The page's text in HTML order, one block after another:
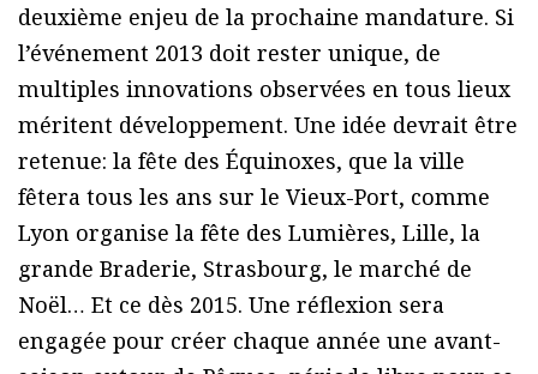
deuxième enjeu de la prochaine mandature. Si
l’événement 2013 doit rester unique, de
multiples innovations observées en tous lieux
méritent développement. Une idée devrait être
retenue: la fête des Équinoxes, que la ville
fêtera tous les ans sur le Vieux-Port, comme
Lyon organise la fête des Lumières, Lille, la
grande Braderie, Strasbourg, le marché de
Noël… Et ce dès 2015. Une réflexion sera
engagée pour créer chaque année une avant-